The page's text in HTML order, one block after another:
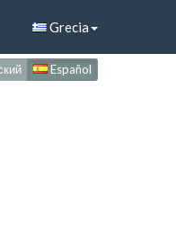
Grecia
Español